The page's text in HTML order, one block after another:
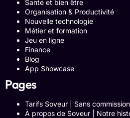
Santé et bien être
Organisation & Productivité
Nouvelle technologie
Métier et formation
Jeu en ligne
Finance
Blog
App Showcase
Pages
Tarifs Soveur | Sans
À propos de Soveur | Notre